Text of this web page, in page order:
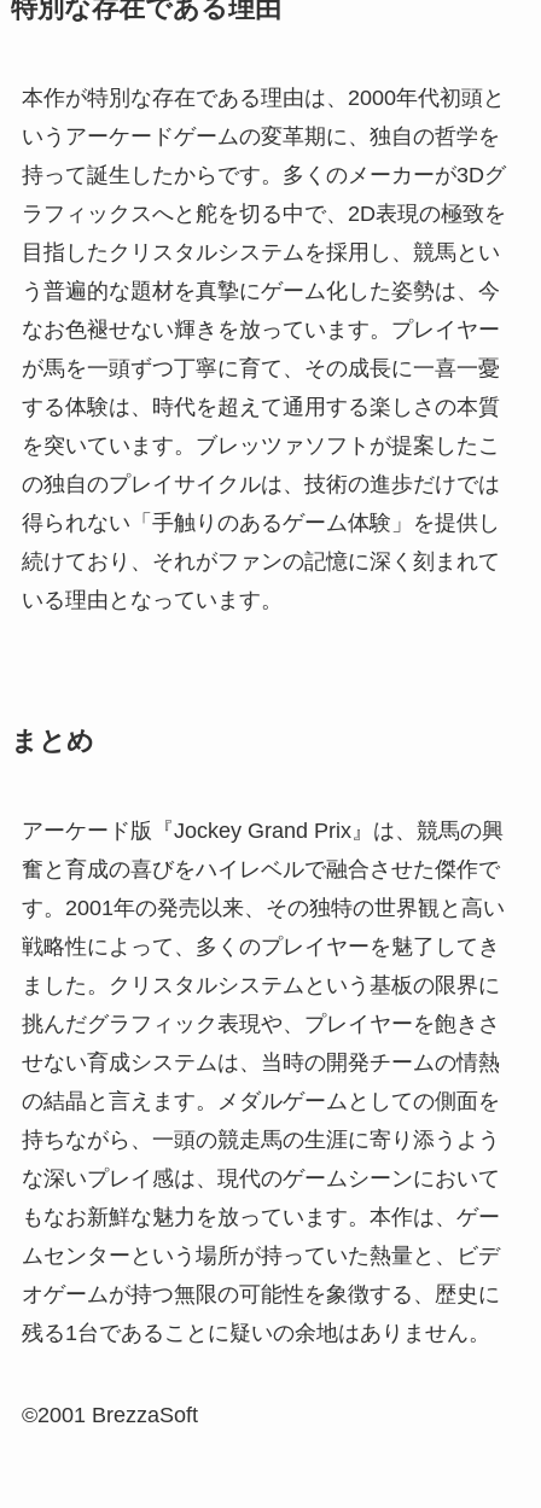
特別な存在である理由
本作が特別な存在である理由は、2000年代初頭と
いうアーケードゲームの変革期に、独自の哲学を
持って誕生したからです。多くのメーカーが3Dグ
ラフィックスへと舵を切る中で、2D表現の極致を
目指したクリスタルシステムを採用し、競馬とい
う普遍的な題材を真摯にゲーム化した姿勢は、今
なお色褪せない輝きを放っています。プレイヤー
が馬を一頭ずつ丁寧に育て、その成長に一喜一憂
する体験は、時代を超えて通用する楽しさの本質
を突いています。ブレッツァソフトが提案したこ
の独自のプレイサイクルは、技術の進歩だけでは
得られない「手触りのあるゲーム体験」を提供し
続けており、それがファンの記憶に深く刻まれて
いる理由となっています。
まとめ
アーケード版『Jockey Grand Prix』は、競馬の興
奮と育成の喜びをハイレベルで融合させた傑作で
す。2001年の発売以来、その独特の世界観と高い
戦略性によって、多くのプレイヤーを魅了してき
ました。クリスタルシステムという基板の限界に
挑んだグラフィック表現や、プレイヤーを飽きさ
せない育成システムは、当時の開発チームの情熱
の結晶と言えます。メダルゲームとしての側面を
持ちながら、一頭の競走馬の生涯に寄り添うよう
な深いプレイ感は、現代のゲームシーンにおいて
もなお新鮮な魅力を放っています。本作は、ゲー
ムセンターという場所が持っていた熱量と、ビデ
オゲームが持つ無限の可能性を象徴する、歴史に
残る1台であることに疑いの余地はありません。
©2001 BrezzaSoft